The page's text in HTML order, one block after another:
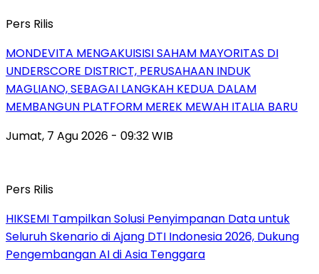
Pers Rilis
MONDEVITA MENGAKUISISI SAHAM MAYORITAS DI
UNDERSCORE DISTRICT, PERUSAHAAN INDUK
MAGLIANO, SEBAGAI LANGKAH KEDUA DALAM
MEMBANGUN PLATFORM MEREK MEWAH ITALIA BARU
Jumat, 7 Agu 2026 - 09:32 WIB
Pers Rilis
HIKSEMI Tampilkan Solusi Penyimpanan Data untuk
Seluruh Skenario di Ajang DTI Indonesia 2026, Dukung
Pengembangan AI di Asia Tenggara